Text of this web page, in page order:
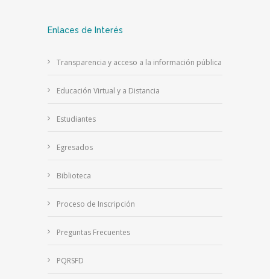
Enlaces de Interés
Transparencia y acceso a la información pública
Educación Virtual y a Distancia
Estudiantes
Egresados
Biblioteca
Proceso de Inscripción
Preguntas Frecuentes
PQRSFD